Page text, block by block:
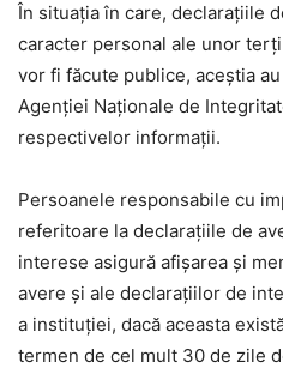
În situația în care, declarațiile
caracter personal ale unor
vor fi făcute publice, aceștia
Agenției Naționale de
respectivelor informații.
Persoanele responsabile cu
referitoare la declaraţiile de
interese asigură afişarea şi
avere şi ale declaraţiilor de
a instituţiei, dacă aceasta
termen de cel mult 30 de zile